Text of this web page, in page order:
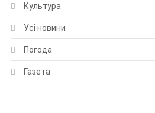
Культура
Усі новини
Погода
Газета